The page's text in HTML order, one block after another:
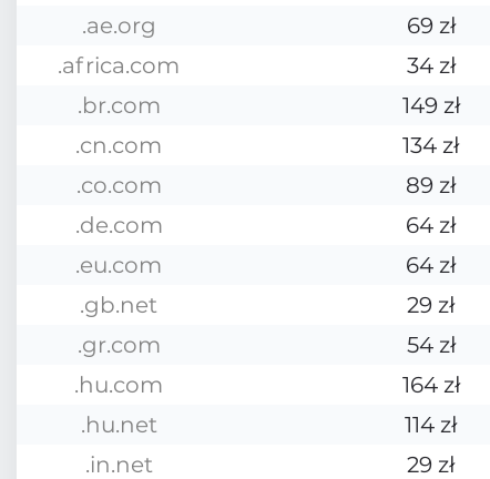
.ae.org
69 zł
.africa.com
34 zł
.br.com
149 zł
.cn.com
134 zł
.co.com
89 zł
.de.com
64 zł
.eu.com
64 zł
.gb.net
29 zł
.gr.com
54 zł
.hu.com
164 zł
.hu.net
114 zł
.in.net
29 zł